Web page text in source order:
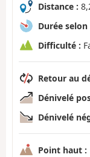
Distance :
Durée selon
Difficulté :
Retour au
Dénivelé
Dénivelé
Point haut :